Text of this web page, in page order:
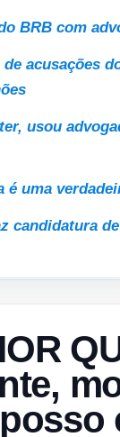
BRB com
acusações
usou
é uma
candidatura